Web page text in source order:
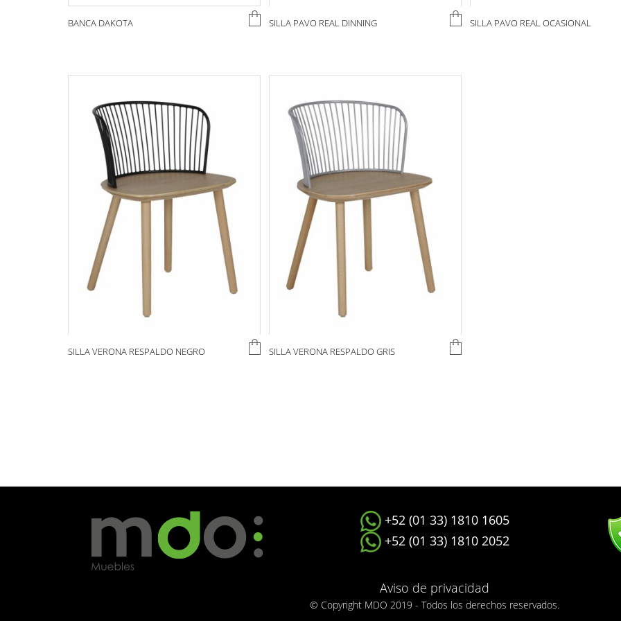
BANCA DAKOTA SILLA PAVO REAL DINNING SILLA PAVO REAL OCASIONAL
SILLA VERONA RESPALDO NEGRO SILLA VERONA RESPALDO GRIS
+52 (01 33) 1810 1605
+52 (01 33) 1810 2052
Aviso de privacidad
© Copyright MDO 2019 - Todos los derechos reservados.